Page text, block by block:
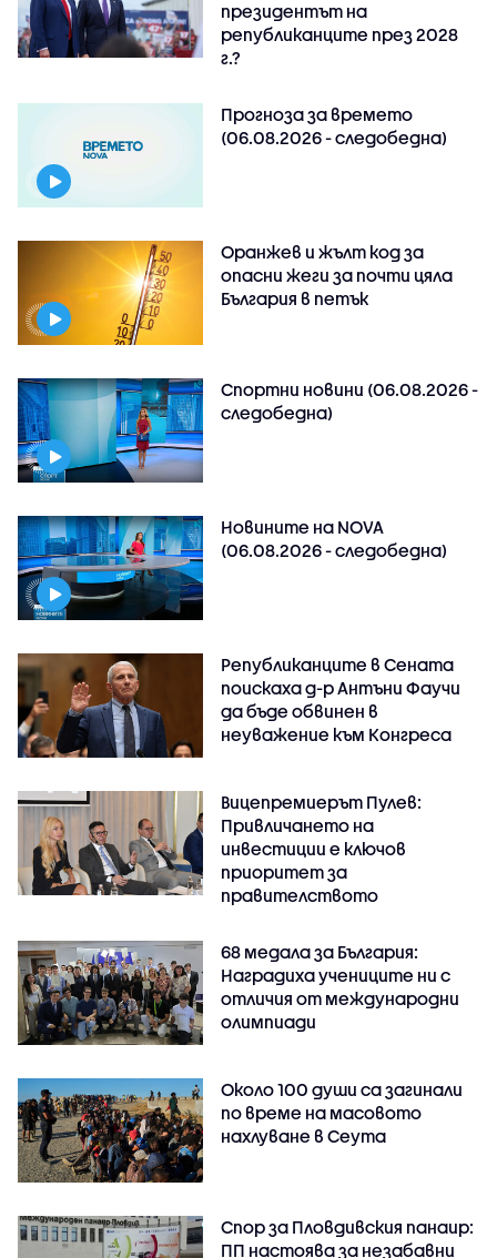
президентът на
републиканците през 2028
г.?
Прогноза за времето
(06.08.2026 - следобедна)
Оранжев и жълт код за
опасни жеги за почти цяла
България в петък
Спортни новини (06.08.2026 -
следобедна)
Новините на NOVA
(06.08.2026 - следобедна)
Републиканците в Сената
поискаха д-р Антъни Фаучи
да бъде обвинен в
неуважение към Конгреса
Вицепремиерът Пулев:
Привличането на
инвестиции е ключов
приоритет за
правителството
68 медала за България:
Наградиха учениците ни с
отличия от международни
олимпиади
Около 100 души са загинали
по време на масовото
нахлуване в Сеута
Спор за Пловдивския панаир:
ПП настоява за незабавни